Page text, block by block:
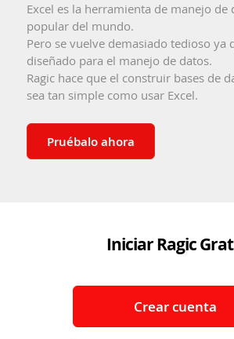
Excel es la herramienta de manejo de
popular del mundo.
Pero se vuelve demasiado tedioso ya
diseñado para el manejo de datos.
Ragic hace que el construir bases de
sea tan simple como usar Excel.
Pruébalo ahora
Iniciar Ragic
Crear cuenta